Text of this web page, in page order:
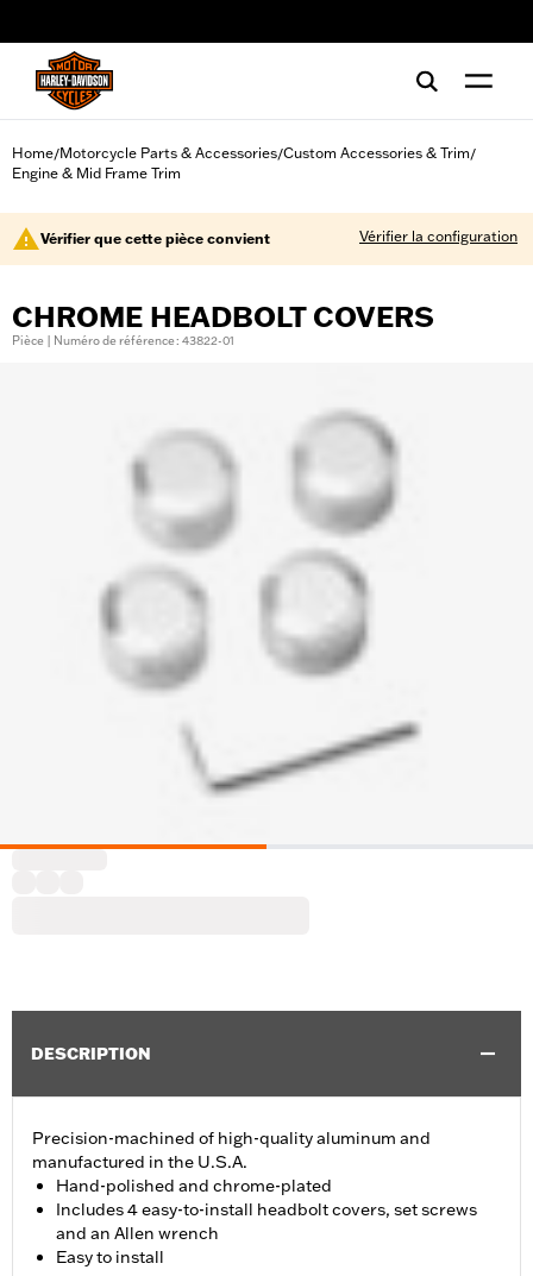
Home/Motorcycle Parts & Accessories/Custom Accessories & Trim/
Engine & Mid Frame Trim
Vérifier que cette pièce convient Vérifier la configuration
CHROME HEADBOLT COVERS
Pièce | Numéro de référence : 43822-01
DESCRIPTION
Precision-machined of high-quality aluminum and
manufactured in the U.S.A.
Hand-polished and chrome-plated
Includes 4 easy-to-install headbolt covers, set screws
and an Allen wrench
Easy to install